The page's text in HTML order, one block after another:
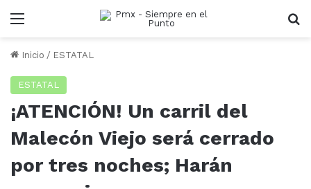
Menu
Inicio / ESTATAL
ESTATAL
¡ATENCIÓN! Un carril del
Malecón Viejo será cerrado
por tres noches; Harán